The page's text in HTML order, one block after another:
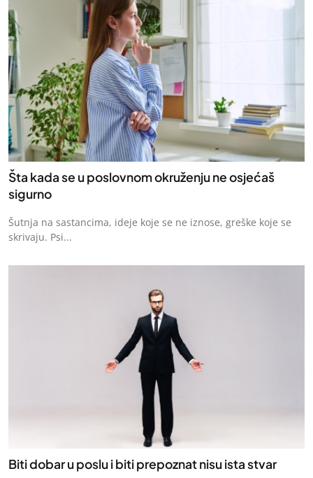
Šta kada se u poslovnom okruženju ne osjećaš
sigurno
Šutnja na sastancima, ideje koje se ne iznose, greške koje se
skrivaju. Psi...
Biti dobar u poslu i biti prepoznat nisu ista stvar